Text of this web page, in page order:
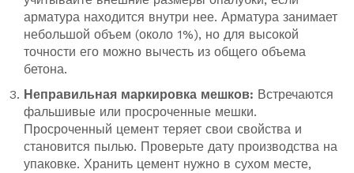
арматура находится внутри нее. Арматура занимает
небольшой объем (около 1%), но для высокой
точности его можно вычесть из общего объема
бетона.
Неправильная маркировка мешков: Встречаются
фальшивые или просроченные мешки.
Просроченный цемент теряет свои свойства и
становится пылью. Проверьте дату производства на
упаковке. Хранить цемент нужно в сухом месте,